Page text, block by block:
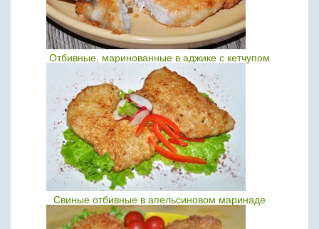
Отбивные, маринованные в аджике с кетчупом
Свиные отбивные в апельсиновом маринаде